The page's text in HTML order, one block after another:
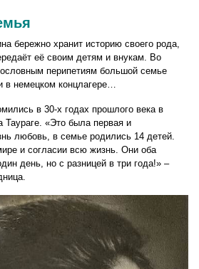
бережно хранит историю своего рода,
её своим детям и внукам. Во
перипетиям большой семье
в немецком концлагере…
в 30-х годах прошлого века в
Таураге. «Это была первая и
любовь, в семье родились 14 детей.
и согласии всю жизнь. Они оба
день, но с разницей в три года!» –